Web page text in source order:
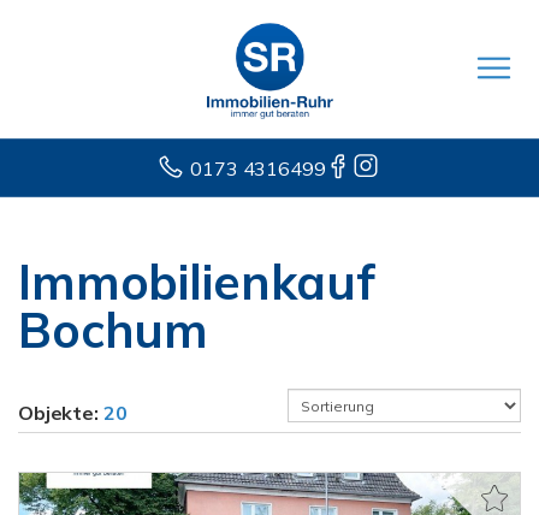
0173 4316499
Immobilienkauf
Bochum
Objekte: 20